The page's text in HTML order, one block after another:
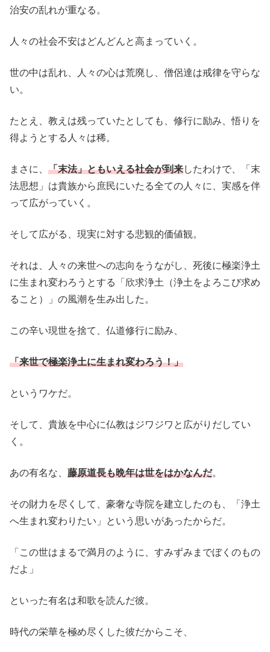
治安の乱れが重なる。
人々の社会不安はどんどんと高まっていく。
世の中は乱れ、人々の心は荒廃し、僧侶達は戒律を守らな
い。
たとえ、教えは残っていたとしても、修行に励み、悟りを
得ようとする人々は稀。
まさに、 「末法」ともいえる社会が到来したわけで、「末
法思想」は貴族から庶民にいたる全ての人々に、実感を伴
って広がっていく。
そして広がる、現実に対する悲観的価値観。
それは、人々の来世への志向をうながし、死後に極楽浄土
に生まれ変わろうとする「欣求浄土（浄土をよろこび求め
ること）」の風潮を生み出した。
この辛い現世を捨て、仏道修行に励み、
「来世で極楽浄土に生まれ変わろう！」
というワケだ。
そして、貴族を中心に仏教はジワジワと広がりだしてい
く。
あの有名な、 藤原道長も晩年は世をはかなんだ。
その財力を尽くして、豪奢な寺院を建立したのも、「浄土
へ生まれ変わりたい」という思いがあったからだ。
「この世はまるで満月のように、すみずみまでぼくのもの
だよ」
といった有名は和歌を読んだ彼。
時代の栄華を極め尽くした彼だからこそ、